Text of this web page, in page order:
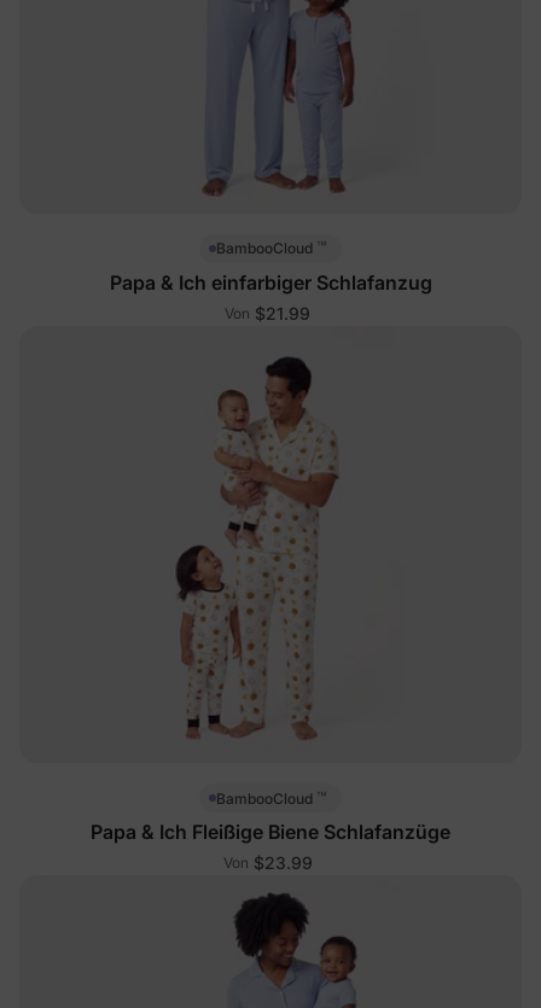
BambooCloud ™
Papa & Ich einfarbiger Schlafanzug
Von $21.99
BambooCloud ™
Papa & Ich Fleißige Biene Schlafanzüge
Von $23.99